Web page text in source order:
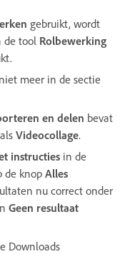
gebruikt, wordt
de tool Rolbewerking
meer in de sectie
en delen bevat
Videocollage.
instructies in de
de knop Alles
nu correct onder
Geen resultaat
Downloads